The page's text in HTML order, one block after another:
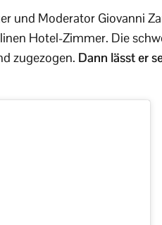
und Moderator Giovanni
Hotel-Zimmer. Die
zugezogen. Dann lässt er